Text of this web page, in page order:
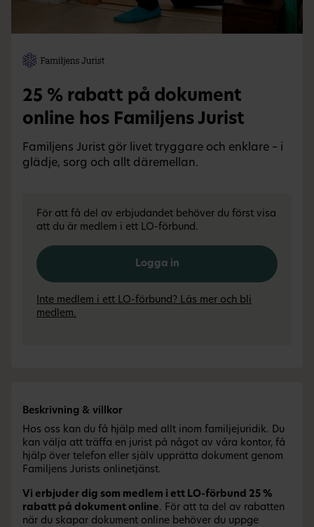
25 % rabatt på dokument
online hos Familjens Jurist
Familjens Jurist gör livet tryggare och enklare – i
glädje, sorg och allt däremellan.
För att få del av erbjudandet behöver du först visa
att du är medlem i ett LO-förbund.
Logga in
Inte medlem i ett LO-förbund? Läs mer och bli
medlem.
Beskrivning & villkor
Hos oss kan du få hjälp med allt inom familjejuridik. Du
kan välja att träffa en jurist på något av våra kontor, få
hjälp över telefon eller själv upprätta dokument genom
Familjens Jurists onlinetjänst.
Vi erbjuder dig som medlem i ett LO-förbund 25 %
rabatt på dokument online. För att ta del av rabatten
när du skapar dokument online behöver du uppge